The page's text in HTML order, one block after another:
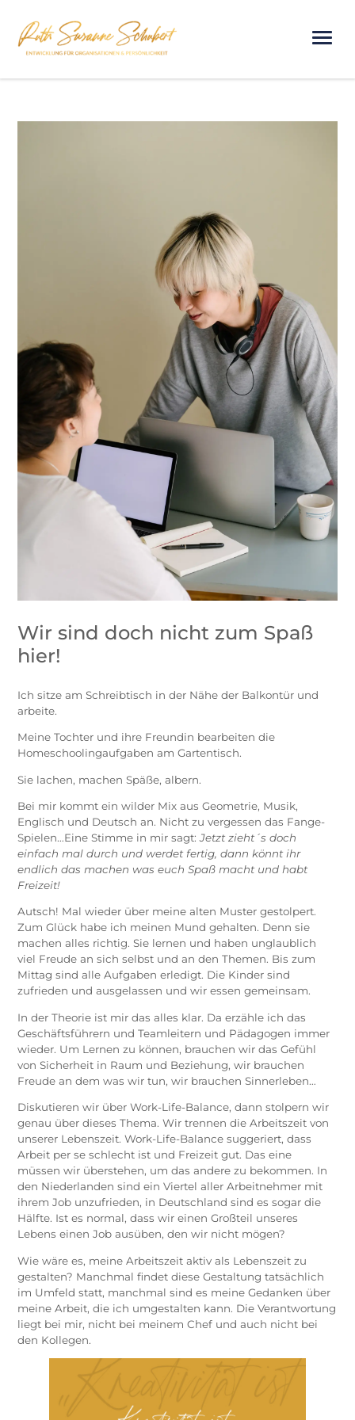
Wir sind doch nicht zum Spaß
hier!
Ich sitze am Schreibtisch in der Nähe der Balkontür und
arbeite.
Meine Tochter und ihre Freundin bearbeiten die
Homeschoolingaufgaben am Gartentisch.
Sie lachen, machen Späße, albern.
Bei mir kommt ein wilder Mix aus Geometrie, Musik,
Englisch und Deutsch an. Nicht zu vergessen das Fange-
Spielen…Eine Stimme in mir sagt:Jetzt zieht´s doch
einfach mal durch und werdet fertig, dann könnt ihr
endlich das machen was euch Spaß macht und habt
Freizeit!
Autsch! Mal wieder über meine alten Muster gestolpert.
Zum Glück habe ich meinen Mund gehalten. Denn sie
machen alles richtig. Sie lernen und haben unglaublich
viel Freude an sich selbst und an den Themen. Bis zum
Mittag sind alle Aufgaben erledigt. Die Kinder sind
zufrieden und ausgelassen und wir essen gemeinsam.
In der Theorie ist mir das alles klar. Da erzähle ich das
Geschäftsführern und Teamleitern und Pädagogen immer
wieder. Um Lernen zu können, brauchen wir das Gefühl
von Sicherheit in Raum und Beziehung, wir brauchen
Freude an dem was wir tun, wir brauchen Sinnerleben…
Diskutieren wir über Work-Life-Balance, dann stolpern wir
genau über dieses Thema. Wir trennen die Arbeitszeit von
unserer Lebenszeit. Work-Life-Balance suggeriert, dass
Arbeit per se schlecht ist und Freizeit gut. Das eine
müssen wir überstehen, um das andere zu bekommen. In
den Niederlanden sind ein Viertel aller Arbeitnehmer mit
ihrem Job unzufrieden, in Deutschland sind es sogar die
Hälfte. Ist es normal, dass wir einen Großteil unseres
Lebens einen Job ausüben, den wir nicht mögen?
Wie wäre es, meine Arbeitszeit aktiv als Lebenszeit zu
gestalten? Manchmal findet diese Gestaltung tatsächlich
im Umfeld statt, manchmal sind es meine Gedanken über
meine Arbeit, die ich umgestalten kann. Die Verantwortung
liegt bei mir, nicht bei meinem Chef und auch nicht bei
den Kollegen.